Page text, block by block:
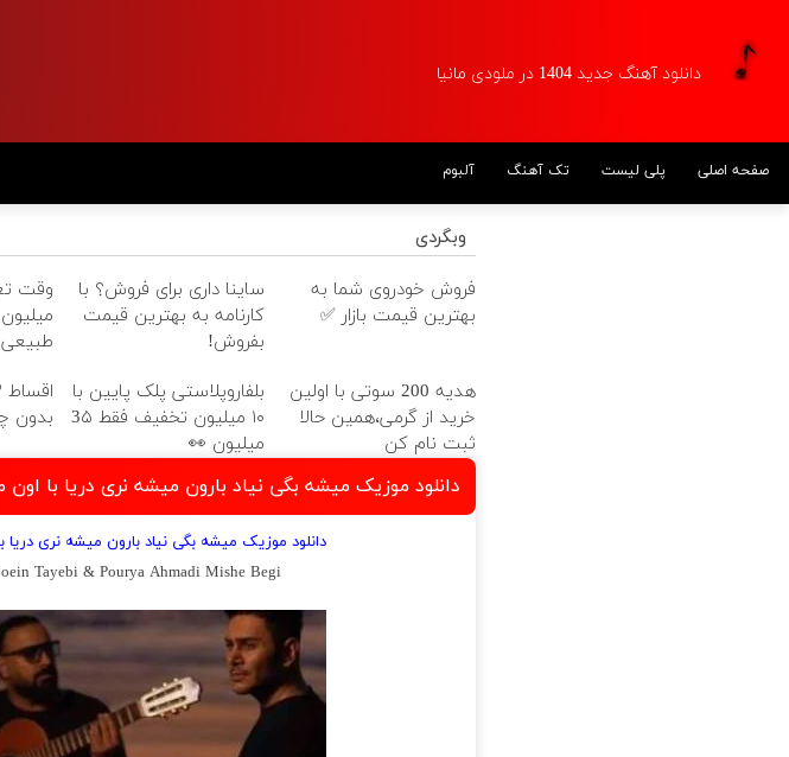
دانلود آهنگ جدید 1404 در ملودی مانیا
صفحه اصلی پلی لیست تک آهنگ آلبوم
وبگردی
فروش خودروی شما به
بهترین قیمت بازار ✅
ساینا داری برای فروش؟ با
کارنامه به بهترین قیمت
بفروش!
طبیعی
هدیه 200 سوتی با اولین
خرید از گرمی،همین حالا
ثبت نام کن
بلفاروپلاستی پلک پایین با
۱۰ میلیون تخفیف فقط 3۵
میلیون 👀
بدون
دانلود موزیک میشه بگی نیاد بارون میشه نری دریا با
دانلود موزیک میشه بگی نیاد بارون میشه نری
Tayebi & Pourya Ahmadi Mishe Begi